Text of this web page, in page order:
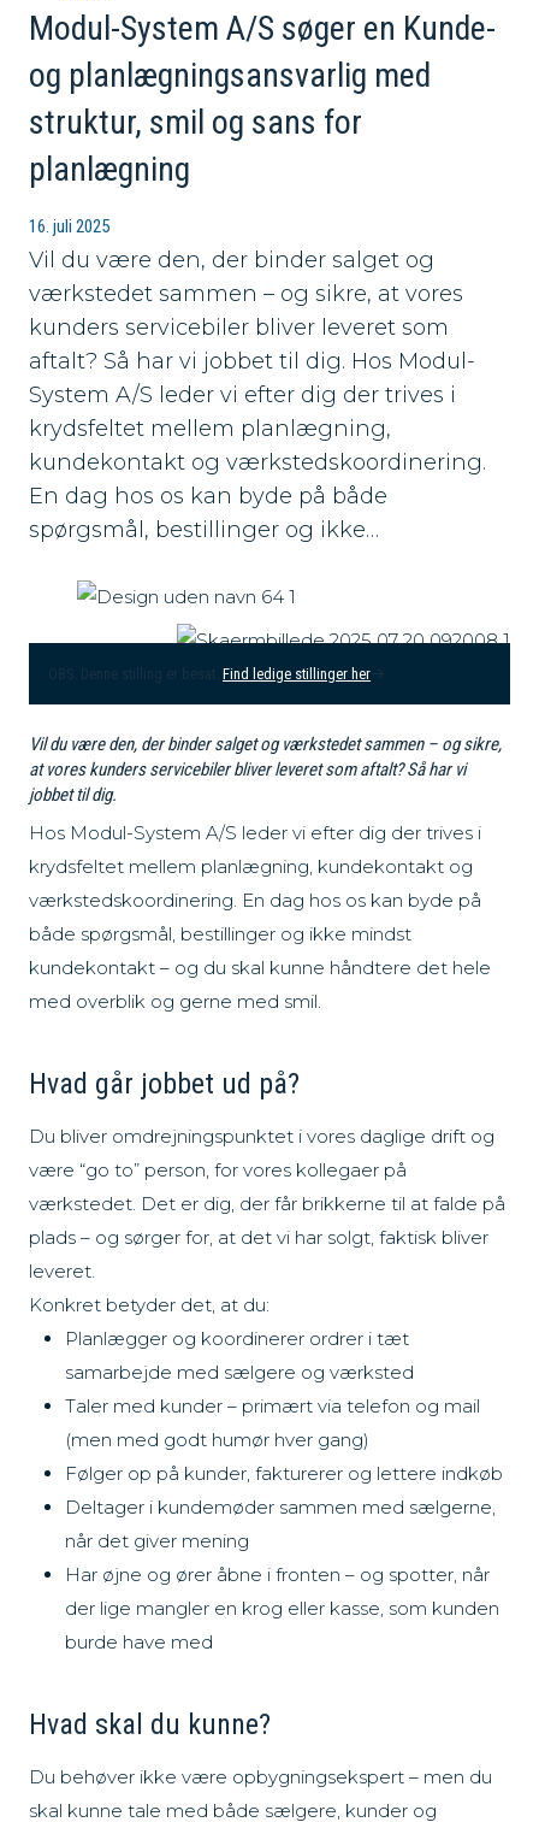
Modul-System A/S søger en Kunde-
og planlægningsansvarlig med
struktur, smil og sans for
planlægning
16. juli 2025
Vil du være den, der binder salget og
værkstedet sammen – og sikre, at vores
kunders servicebiler bliver leveret som
aftalt? Så har vi jobbet til dig. Hos Modul-
System A/S leder vi efter dig der trives i
krydsfeltet mellem planlægning,
kundekontakt og værkstedskoordinering.
En dag hos os kan byde på både
spørgsmål, bestillinger og ikke…
OBS. Denne stilling er besat. Find ledige stillinger her
Vil du være den, der binder salget og værkstedet sammen – og sikre,
at vores kunders servicebiler bliver leveret som aftalt? Så har vi
jobbet til dig.
Hos Modul-System A/S leder vi efter dig der trives i
krydsfeltet mellem planlægning, kundekontakt og
værkstedskoordinering. En dag hos os kan byde på
både spørgsmål, bestillinger og ikke mindst
kundekontakt – og du skal kunne håndtere det hele
med overblik og gerne med smil.
Hvad går jobbet ud på?
Du bliver omdrejningspunktet i vores daglige drift og
være “go to” person, for vores kollegaer på
værkstedet. Det er dig, der får brikkerne til at falde på
plads – og sørger for, at det vi har solgt, faktisk bliver
leveret.
Konkret betyder det, at du:
Planlægger og koordinerer ordrer i tæt
samarbejde med sælgere og værksted
Taler med kunder – primært via telefon og mail
(men med godt humør hver gang)
Følger op på kunder, fakturerer og lettere indkøb
Deltager i kundemøder sammen med sælgerne,
når det giver mening
Har øjne og ører åbne i fronten – og spotter, når
der lige mangler en krog eller kasse, som kunden
burde have med
Hvad skal du kunne?
Du behøver ikke være opbygningsekspert – men du
skal kunne tale med både sælgere, kunder og